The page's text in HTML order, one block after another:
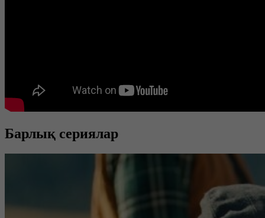
Барлық сериялар